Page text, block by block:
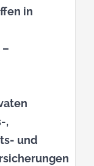
in
–
,
und